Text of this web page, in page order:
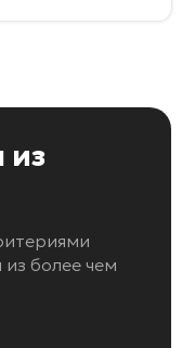
из
более чем